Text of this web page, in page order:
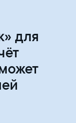
для